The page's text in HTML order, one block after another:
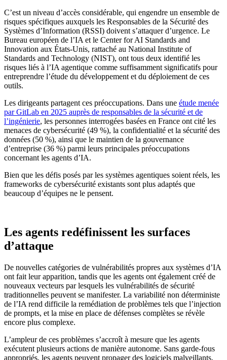
C’est un niveau d’accès considérable, qui engendre un ensemble de
risques spécifiques auxquels les Responsables de la Sécurité des
Systèmes d’Information (RSSI) doivent s’attaquer d’urgence. Le
Bureau européen de l’IA et le Center for AI Standards and
Innovation aux États-Unis, rattaché au National Institute of
Standards and Technology (NIST), ont tous deux identifié les
risques liés à l’IA agentique comme suffisamment significatifs pour
entreprendre l’étude du développement et du déploiement de ces
outils.
Les dirigeants partagent ces préoccupations. Dans une étude menée
par GitLab en 2025 auprès de responsables de la sécurité et de
l’ingénierie, les personnes interrogées basées en France ont cité les
menaces de cybersécurité (49 %), la confidentialité et la sécurité des
données (50 %), ainsi que le maintien de la gouvernance
d’entreprise (36 %) parmi leurs principales préoccupations
concernant les agents d’IA.
Bien que les défis posés par les systèmes agentiques soient réels, les
frameworks de cybersécurité existants sont plus adaptés que
beaucoup d’équipes ne le pensent.
Les agents redéfinissent les surfaces
d’attaque
De nouvelles catégories de vulnérabilités propres aux systèmes d’IA
ont fait leur apparition, tandis que les agents ont également créé de
nouveaux vecteurs par lesquels les vulnérabilités de sécurité
traditionnelles peuvent se manifester. La variabilité non déterministe
de l’IA rend difficile la remédiation de problèmes tels que l’injection
de prompts, et la mise en place de défenses complètes se révèle
encore plus complexe.
L’ampleur de ces problèmes s’accroît à mesure que les agents
exécutent plusieurs actions de manière autonome. Sans garde-fous
appropriés, les agents peuvent propager des logiciels malveillants,